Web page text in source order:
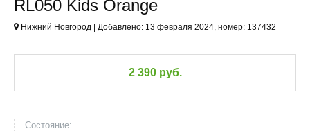
RL050 Kids Orange
Нижний Новгород | Добавлено: 13 февраля 2024, номер: 137432
2 390 руб.
Состояние: